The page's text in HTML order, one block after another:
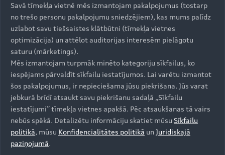
piedāvājot daudzpusību un uzlabotu komfortu ikdienai.
Pasažieri novērtēs salona plašumu un izgaismoto
panorāmas jumtu ar regulējamas intensitātes
aptumšošanas funkciju. Šī gada jūlijā Audi izziņos jaunā
Q7 cenas Latvijā un pie oficiālā pārstāvja Moller Auto
Rīga uzsāks modeļa iepriekšpārdošanu.
“Jau vairāk nekā 20 gadus Audi Q7 definē to, kādam ir
jābūt izcilam premium SUV. Ar jauno paaudzi mēs šo
misiju turpinām. Tas apvienos sportisku un jaudīgu
dizainu ar ērti pielāgojamu salona funkcionalitāti,
augstākās kvalitātes materiāliem un plašu tehnoloģiju
klāstu,” skaidro Audi izpilddirektors Gernots Dēlneris
Savā tīmekļa vietnē mēs izmantojam pakalpojumus (tostarp
no trešo personu pakalpojumu sniedzējiem), kas mums palīdz
uzlabot savu tiešsaistes klātbūtni (tīmekļa vietnes
optimizācija) un attēlot auditorijas interesēm pielāgotu
saturu (mārketings).
Mēs izmantojam turpmāk minēto kategoriju sīkfailus, ko
iespējams pārvaldīt sīkfailu iestatījumos. Lai varētu izmantot
šos pakalpojumus, ir nepieciešama jūsu piekrišana. Jūs varat
jebkurā brīdī atsaukt savu piekrišanu sadaļā „Sīkfailu
iestatījumi” tīmekļa vietnes apakšā. Pēc atsaukšanas tā vairs
nebūs spēkā. Detalizētu informāciju skatiet mūsu Sīkfailu
politikā, mūsu Konfidencialitātes politikā unJuridiskajā
paziņojumā.